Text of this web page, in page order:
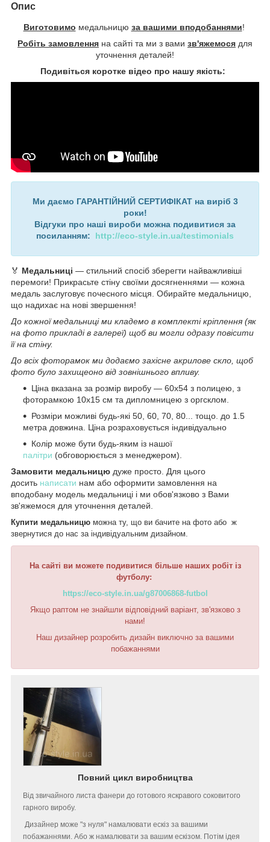
Опис
Виготовимо медальницю за вашими вподобаннями!
Робіть замовлення на сайті та ми з вами зв'яжемося для
уточнення деталей!
Подивіться коротке відео про нашу якість:
Ми даємо ГАРАНТІЙНИЙ СЕРТИФІКАТ на виріб 3
роки!
Відгуки про наші вироби можна подивитися за
посиланням: http://eco-style.in.ua/testimonials
🏅 Медальниці — стильний спосіб зберегти найважливіші
перемоги! Прикрасьте стіну своїми досягненнями — кожна
медаль заслуговує почесного місця. Обирайте медальницю,
що надихає на нові звершення!
До кожної медальниці ми кладемо в комплекті кріплення (як
на фото прикладі в галереї) щоб ви могли одразу повісити
її на стіну.
До всіх фоторамок ми додаємо захісне акрилове скло, щоб
фото було захищеоно від зовнішнього впливу.
Ціна вказана за розмір виробу — 60х54 з полицею, з
фоторамкою 10х15 см та дипломницею з оргсклом.
Розміри можливі будь-які 50, 60, 70, 80... тощо. до 1.5
метра довжина. Ціна розраховується індивідуально
Колір може бути будь-яким із нашої
палітри (обговорюється з менеджером).
Замовити медальницю дуже просто. Для цього
досить написати нам або оформити замовлення на
вподобану модель медальниці і ми обов'язково з Вами
зв'яжемося для уточнення деталей.
Купити медальницю можна ту, що ви бачите на фото або ж
звернутися до нас за індивідуальним дизайном.
На сайті ви можете подивитися більше наших робіт із
футболу:
https://eco-style.in.ua/g87006868-futbol
Якщо раптом не знайшли відповідний варіант, зв'язково з
нами!
Наш дизайнер розробить дизайн виключно за вашими
побажаннями
Повний цикл виробництва
Від звичайного листа фанери до готового яскравого соковитого
гарного виробу.
Дизайнер може "з нуля" намалювати ескіз за вашими
побажаннями. Або ж намалювати за вашим ескізом. Потім ідея